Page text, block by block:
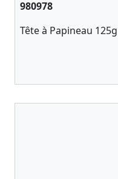
980978
Tête à Papineau 125g